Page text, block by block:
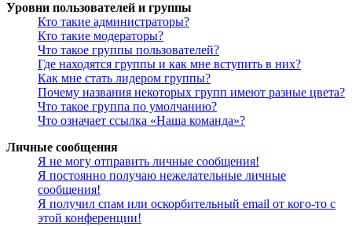
Уровни пользователей и группы
Кто такие администраторы?
Кто такие модераторы?
Что такое группы пользователей?
Где находятся группы и как мне вступить в них?
Как мне стать лидером группы?
Почему названия некоторых групп имеют разные цвета?
Что такое группа по умолчанию?
Что означает ссылка «Наша команда»?
Личные сообщения
Я не могу отправить личные сообщения!
Я постоянно получаю нежелательные личные
сообщения!
Я получил спам или оскорбительный email от кого-то с
этой конференции!